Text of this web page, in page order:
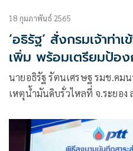
18 กุมภาพันธ์ 2565
‘อธิรัฐ’ สั่งกรมเจ้าท่า
เพิ่ม พร้อมเตรียมป้อ
นายอธิรัฐ รัตนเศรษฐ รมช.คม
เหตุน้ำมันดิบรั่วไหลที่ จ.ระยอ